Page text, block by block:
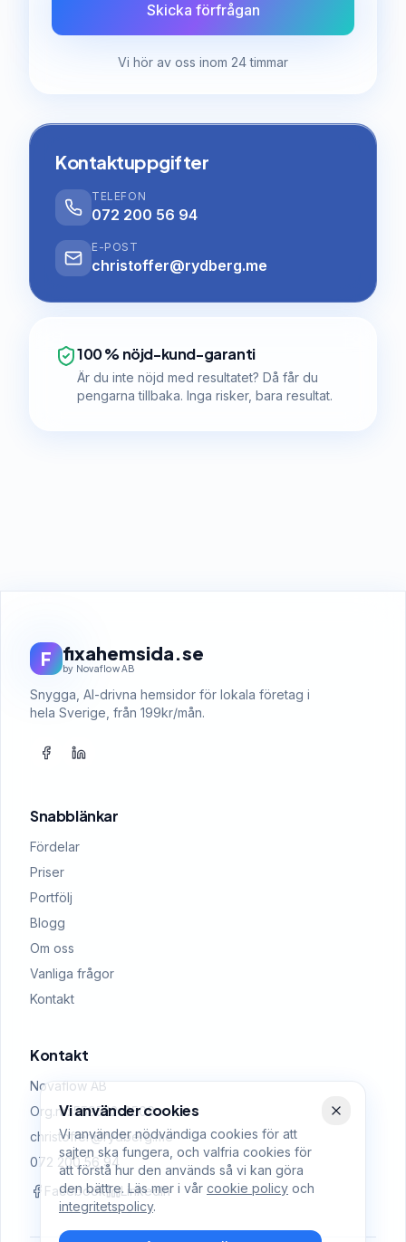
Skicka förfrågan
Vi hör av oss inom 24 timmar
Kontaktuppgifter
TELEFON
072 200 56 94
E-POST
christoffer@rydberg.me
100 % nöjd-kund-garanti
Är du inte nöjd med resultatet? Då får du
pengarna tillbaka. Inga risker, bara resultat.
F fixahemsida.se
by Novaflow AB
Snygga, AI-drivna hemsidor för lokala företag i
hela Sverige, från 199kr/mån.
Snabblänkar
Fördelar
Priser
Portfölj
Blogg
Om oss
Vanliga frågor
Kontakt
Kontakt
Novaflow AB
Org.nr: 559522-0509
christoffer@rydberg.me
072 200 56 94
Facebook
LinkedIn
Vi använder cookies
Vi använder nödvändiga cookies för att
sajten ska fungera, och valfria cookies för
att förstå hur den används så vi kan göra
den bättre. Läs mer i vår cookie policy och
integritetspolicy.